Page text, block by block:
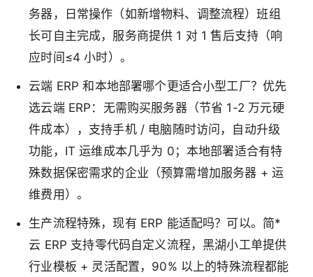
务器，日常操作（如新增物料、调整流程）班组
长可自主完成，服务商提供 1 对 1 售后支持（响
应时间≤4 小时）。
云端 ERP 和本地部署哪个更适合小型工厂？优先
选云端 ERP：无需购买服务器（节省 1-2 万元硬
件成本），支持手机 / 电脑随时访问，自动升级
功能，IT 运维成本几乎为 0；本地部署适合有特
殊数据保密需求的企业（预算需增加服务器 + 运
维费用）。
生产流程特殊，现有 ERP 能适配吗？可以。简*
云 ERP 支持零代码自定义流程，黑湖小工单提供
行业模板 + 灵活配置，90% 以上的特殊流程都能